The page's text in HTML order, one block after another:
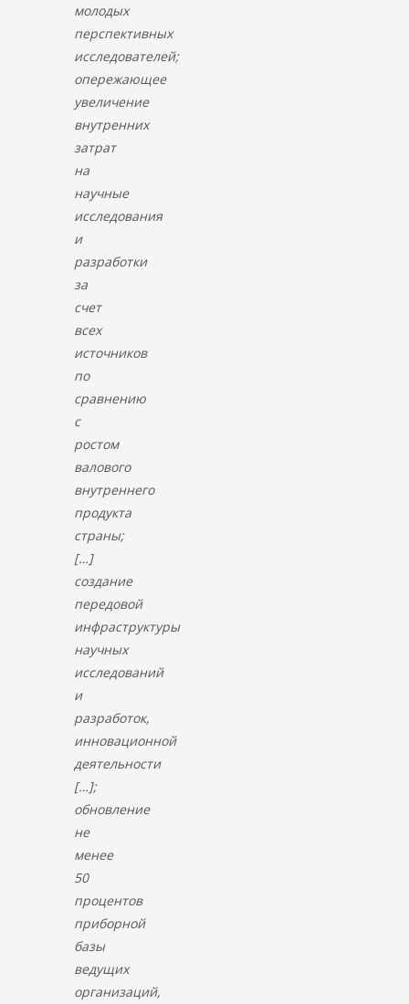
молодых
перспективных
исследователей;
опережающее
увеличение
внутренних
затрат
на
научные
исследования
и
разработки
за
счет
всех
источников
по
сравнению
с
ростом
валового
внутреннего
продукта
страны;
[…]
создание
передовой
инфраструктуры
научных
исследований
и
разработок,
инновационной
деятельности
[…];
обновление
не
менее
50
процентов
приборной
базы
ведущих
организаций,